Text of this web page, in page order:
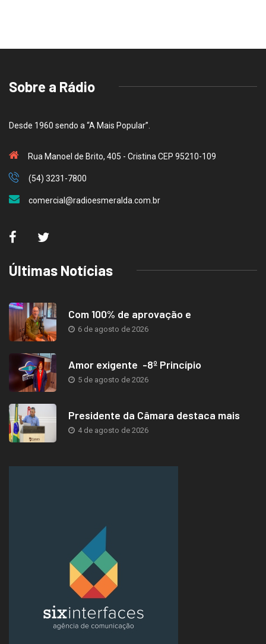
Sobre a Rádio
Desde 1960 sendo a “A Mais Popular”.
Rua Manoel de Brito, 405 - Cristina CEP 95210-109
(54) 3231-7800
comercial@radioesmeralda.com.br
Últimas Notícias
Com 100% de aprovação e
6 de agosto de 2026
Amor exigente -8º Princípio
5 de agosto de 2026
Presidente da Câmara destaca mais
4 de agosto de 2026